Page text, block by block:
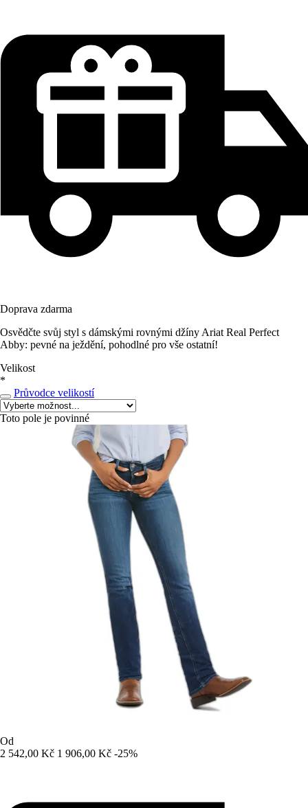
Doprava zdarma
Osvědčte svůj styl s dámskými rovnými džíny Ariat Real Perfect
Abby: pevné na ježdění, pohodlné pro vše ostatní!
Velikost
*
Průvodce velikostí
Toto pole je povinné
Od
2 542,00 Kč 1 906,00 Kč -25%